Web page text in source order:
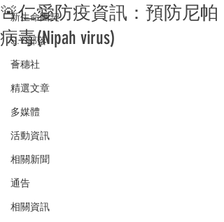
新生命團契
S.Y.部落
薈穗社
精選文章
多媒體
活動資訊
相關新聞
通告
相關資訊
🚨仁愛防疫資訊：預防尼帕
病毒(Nipah virus)